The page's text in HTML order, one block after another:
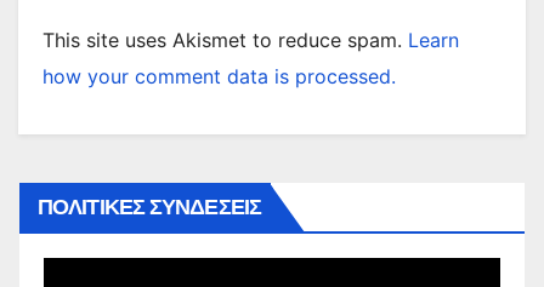
This site uses Akismet to reduce spam. Learn
how your comment data is processed.
ΠΟΛΙΤΙΚΕΣ ΣΥΝΔΕΣΕΙΣ